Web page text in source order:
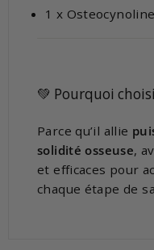
1 x
💚 Pourquoi
Parce qu’il allie
solidité osseuse,
et efficaces pour
chaque étape de